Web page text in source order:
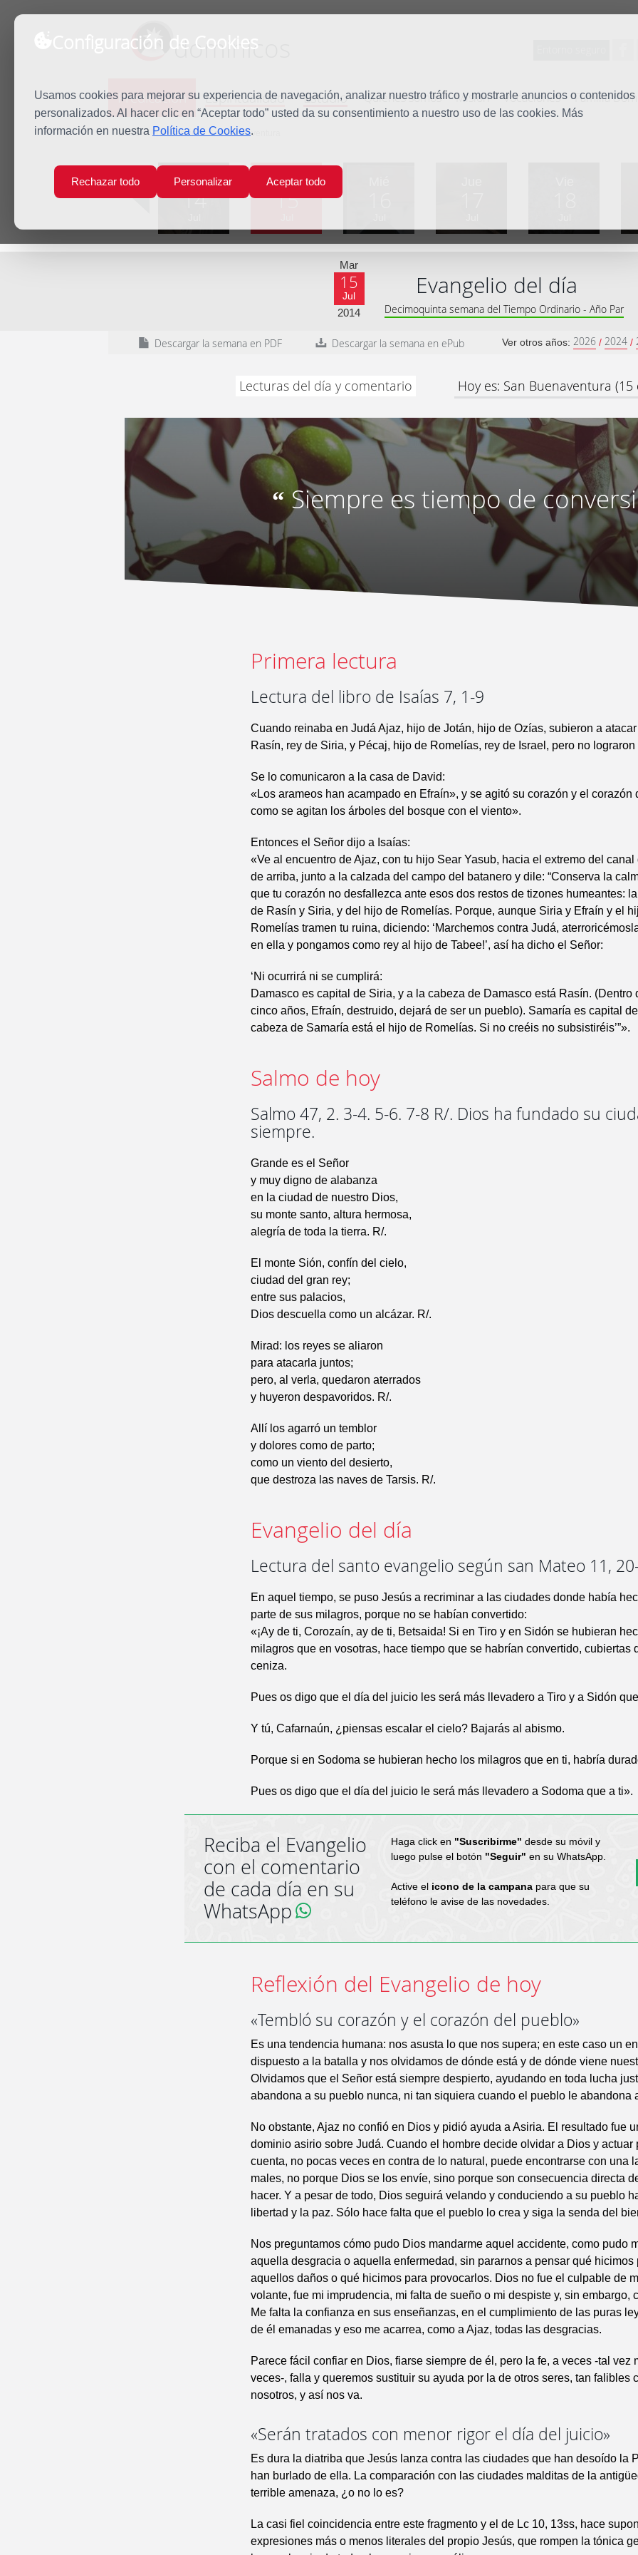
Configuración de Cookies
Usamos cookies para mejorar su experiencia de navegación, analizar nuestro tráfico y mostrarle anuncios o contenidos
personalizados. Al hacer clic en “Aceptar todo” usted da su consentimiento a nuestro uso de las cookies. Más
información en nuestra Política de Cookies.
Rechazar todo Personalizar Aceptar todo
dominicos
Predicación Espiritualidad Estudio Quiénes somos Misión Vocaciones Familia
Inicio Predicación San Buenaventura
Lun
14
Mar
15
Mar
15
Jul
2014
Evangelio del día
Decimoquinta semana del Tiempo Ordinario - Año Par
Descargar la semana en PDF Descargar la semana en ePub Ver otros años: 2026 / 2024 /
Lecturas del día y comentario Hoy es: San Buenaventura (15
“Siempre es tiempo de
Primera lectura
Lectura del libro de Isaías 7, 1-9
Cuando reinaba en Judá Ajaz, hijo de Jotán, hijo de Ozías, subieron a
Rasín, rey de Siria, y Pécaj, hijo de Romelías, rey de Israel, pero no
Se lo comunicaron a la casa de David:
«Los arameos han acampado en Efraín», y se agitó su corazón y el corazón
como se agitan los árboles del bosque con el viento».
Entonces el Señor dijo a Isaías:
«Ve al encuentro de Ajaz, con tu hijo Sear Yasub, hacia el extremo del
de arriba, junto a la calzada del campo del batanero y dile: “Conserva la
que tu corazón no desfallezca ante esos dos restos de tizones humeantes:
de Rasín y Siria, y del hijo de Romelías. Porque, aunque Siria y Efraín y el
Romelías tramen tu ruina, diciendo: ‘Marchemos contra Judá,
en ella y pongamos como rey al hijo de Tabee!’, así ha dicho el Señor:
‘Ni ocurrirá ni se cumplirá:
Damasco es capital de Siria, y a la cabeza de Damasco está Rasín. (Dentro
cinco años, Efraín, destruido, dejará de ser un pueblo). Samaría es capital
cabeza de Samaría está el hijo de Romelías. Si no creéis no subsistiréis’”».
Salmo de hoy
Salmo 47, 2. 3-4. 5-6. 7-8 R/. Dios ha fundado su
siempre.
Grande es el Señor
y muy digno de alabanza
en la ciudad de nuestro Dios,
su monte santo, altura hermosa,
alegría de toda la tierra. R/.
El monte Sión, confín del cielo,
ciudad del gran rey;
entre sus palacios,
Dios descuella como un alcázar. R/.
Mirad: los reyes se aliaron
para atacarla juntos;
pero, al verla, quedaron aterrados
y huyeron despavoridos. R/.
Allí los agarró un temblor
y dolores como de parto;
como un viento del desierto,
que destroza las naves de Tarsis. R/.
Evangelio del día
Lectura del santo evangelio según san Mateo 11,
En aquel tiempo, se puso Jesús a recriminar a las ciudades donde había
parte de sus milagros, porque no se habían convertido:
«¡Ay de ti, Corozaín, ay de ti, Betsaida! Si en Tiro y en Sidón se hubieran
milagros que en vosotras, hace tiempo que se habrían convertido, cubiertas
ceniza.
Pues os digo que el día del juicio les será más llevadero a Tiro y a Sidón
Y tú, Cafarnaún, ¿piensas escalar el cielo? Bajarás al abismo.
Porque si en Sodoma se hubieran hecho los milagros que en ti, habría
Pues os digo que el día del juicio le será más llevadero a Sodoma que a ti».
Reciba el Evangelio
con el comentario
de cada día en su
WhatsApp
Haga click en "Suscribirme" desde su móvil y
luego pulse el botón "Seguir" en su WhatsApp.
Active el icono de la campanapara que su
teléfono le avise de las novedades.
Reflexión del Evangelio de hoy
«Tembló su corazón y el corazón del pueblo»
Es una tendencia humana: nos asusta lo que nos supera; en este caso un
dispuesto a la batalla y nos olvidamos de dónde está y de dónde viene
Olvidamos que el Señor está siempre despierto, ayudando en toda lucha
abandona a su pueblo nunca, ni tan siquiera cuando el pueblo le abandona
No obstante, Ajaz no confió en Dios y pidió ayuda a Asiria. El resultado fue
dominio asirio sobre Judá. Cuando el hombre decide olvidar a Dios y actuar
cuenta, no pocas veces en contra de lo natural, puede encontrarse con una
males, no porque Dios se los envíe, sino porque son consecuencia directa
hacer. Y a pesar de todo, Dios seguirá velando y conduciendo a su pueblo
libertad y la paz. Sólo hace falta que el pueblo lo crea y siga la senda del
Nos preguntamos cómo pudo Dios mandarme aquel accidente, como pudo
aquella desgracia o aquella enfermedad, sin pararnos a pensar qué hicimos
aquellos daños o qué hicimos para provocarlos. Dios no fue el culpable de
volante, fue mi imprudencia, mi falta de sueño o mi despiste y, sin embargo,
Me falta la confianza en sus enseñanzas, en el cumplimiento de las puras
de él emanadas y eso me acarrea, como a Ajaz, todas las desgracias.
Parece fácil confiar en Dios, fiarse siempre de él, pero la fe, a veces -tal vez
veces-, falla y queremos sustituir su ayuda por la de otros seres, tan falibles
nosotros, y así nos va.
«Serán tratados con menor rigor el día del juicio»
Es dura la diatriba que Jesús lanza contra las ciudades que han desoído la
han burlado de ella. La comparación con las ciudades malditas de la
terrible amenaza, ¿o no lo es?
La casi fiel coincidencia entre este fragmento y el de Lc 10, 13ss, hace
expresiones más o menos literales del propio Jesús, que rompen la tónica